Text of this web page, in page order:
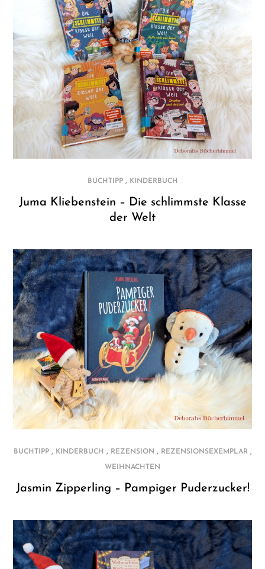
BUCHTIPP, KINDERBUCH
Juma Kliebenstein – Die schlimmste Klasse
der Welt
BUCHTIPP, KINDERBUCH , REZENSION , REZENSIONSEXEMPLAR,
WEIHNACHTEN
Jasmin Zipperling – Pampiger Puderzucker!